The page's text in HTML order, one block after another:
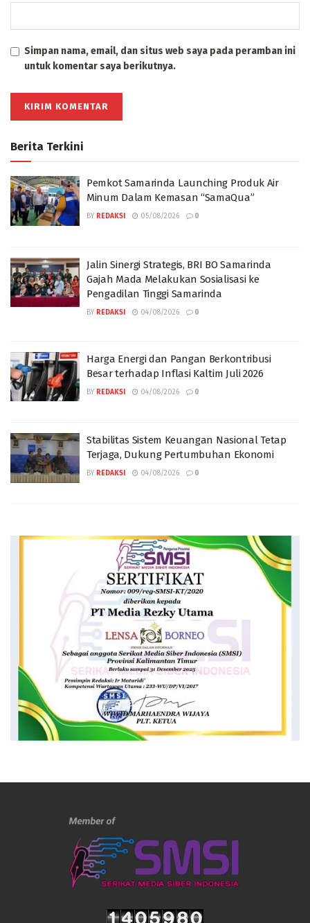
Simpan nama, email, dan situs web saya pada peramban ini
untuk komentar saya berikutnya.
Berita Terkini
Pemkot Samarinda Launching Produk Air
Minum Dalam Kemasan “SamaQua”
BY REDAKSI 05/08/2026 0
Jalin Sinergi Strategis, BRI BO Samarinda
Gajah Mada Melakukan Sosialisasi ke
Pengadilan Tinggi Samarinda
BY REDAKSI 04/08/2026 0
Harga Energi dan Pangan Berkontribusi
Besar terhadap Inflasi Kaltim Juli 2026
BY REDAKSI 04/08/2026 0
Stabilitas Sistem Keuangan Nasional Tetap
Terjaga, Dukung Pertumbuhan Ekonomi
BY REDAKSI 04/08/2026 0